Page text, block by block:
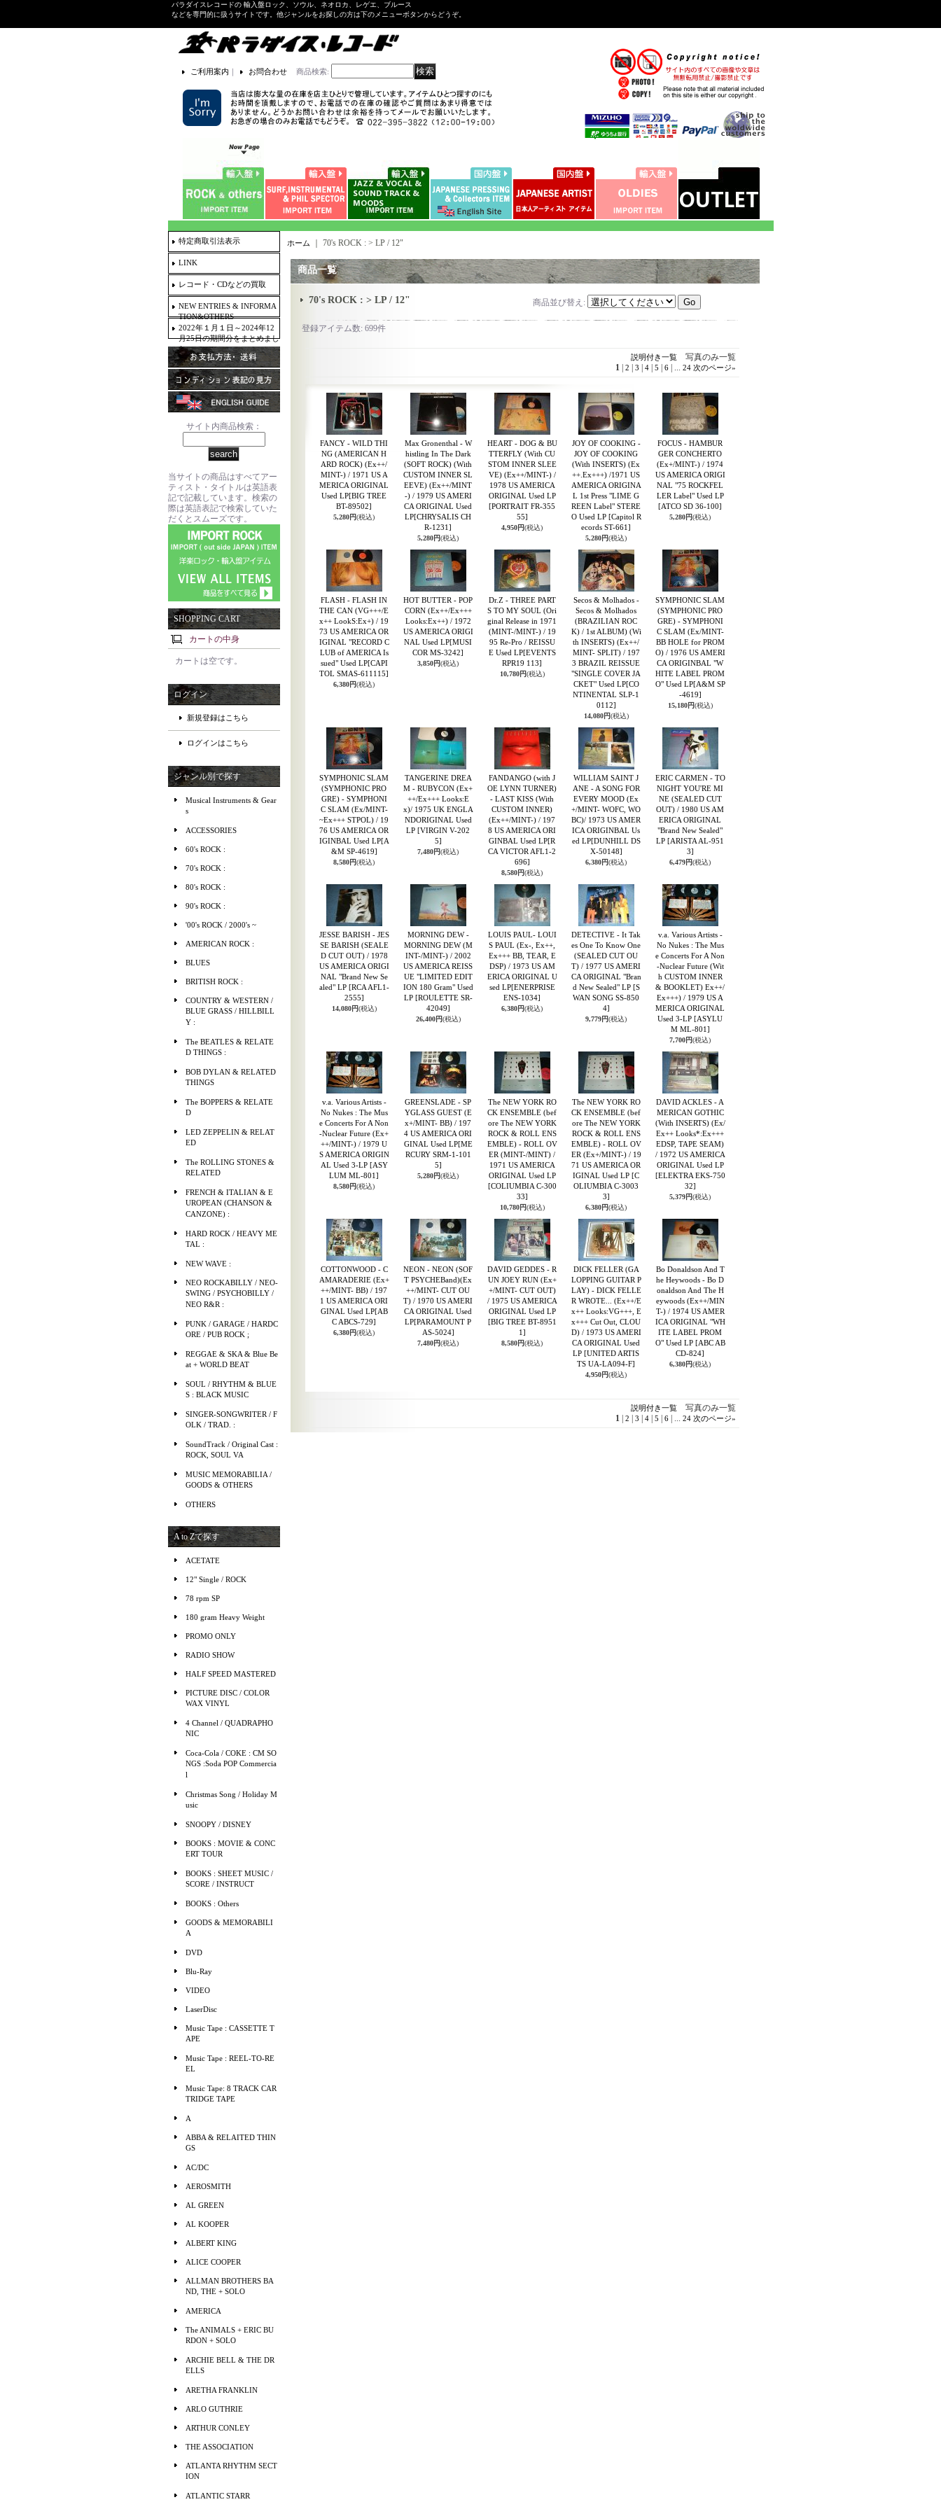
パラダイスレコードの 輸入盤ロック、ソウル、ネオロカ、レゲエ、ブルース
などを専門的に扱うサイトです。他ジャンルをお探しの方は下のメニューボタンからどうぞ。
ご利用案内 ｜ お問合わせ 商品検索:
特定商取引法表示
LINK
レコード・CDなどの買取
NEW ENTRIES & INFORMA
TION&OTHERS
2022年１月１日～2024年12
月25日の期間分をまとめまし
た。
サイト内商品検索：
当サイトの商品はすべてアー
ティスト・タイトルは英語表
記で記載しています。検索の
際は英語表記で検索していた
だくとスムーズです。
SHOPPING CART
カートの中身
カートは空です。
ログイン
新規登録はこちら
ログインはこちら
ジャンル別で探す
Musical Instruments & Gear
s
ACCESSORIES
60's ROCK :
70's ROCK :
80's ROCK :
90's ROCK :
'00's ROCK / 2000's ~
AMERICAN ROCK :
BLUES
BRITISH ROCK :
COUNTRY & WESTERN /
BLUE GRASS / HILLBILL
Y :
The BEATLES & RELATE
D THINGS :
BOB DYLAN & RELATED
THINGS
The BOPPERS & RELATE
D
LED ZEPPELIN & RELAT
ED
The ROLLING STONES &
RELATED
FRENCH & ITALIAN & E
UROPEAN (CHANSON &
CANZONE) :
HARD ROCK / HEAVY ME
TAL :
NEW WAVE :
NEO ROCKABILLY / NEO-
SWING / PSYCHOBILLY /
NEO R&R :
PUNK / GARAGE / HARDC
ORE / PUB ROCK ;
REGGAE & SKA & Blue Be
at + WORLD BEAT
SOUL / RHYTHM & BLUE
S : BLACK MUSIC
SINGER-SONGWRITER / F
OLK / TRAD. :
SoundTrack / Original Cast :
ROCK, SOUL VA
MUSIC MEMORABILIA /
GOODS & OTHERS
OTHERS
A to Zで探す
ACETATE
12" Single / ROCK
78 rpm SP
180 gram Heavy Weight
PROMO ONLY
RADIO SHOW
HALF SPEED MASTERED
PICTURE DISC / COLOR
WAX VINYL
4 Channel / QUADRAPHO
NIC
Coca-Cola / COKE : CM SO
NGS :Soda POP Commercia
l
Christmas Song / Holiday M
usic
SNOOPY / DISNEY
BOOKS : MOVIE & CONC
ERT TOUR
BOOKS : SHEET MUSIC /
SCORE / INSTRUCT
BOOKS : Others
GOODS & MEMORABILI
A
DVD
Blu-Ray
VIDEO
LaserDisc
Music Tape : CASSETTE T
APE
Music Tape : REEL-TO-RE
EL
Music Tape: 8 TRACK CAR
TRIDGE TAPE
A
ABBA & RELAITED THIN
GS
AC/DC
AEROSMITH
AL GREEN
AL KOOPER
ALBERT KING
ALICE COOPER
ALLMAN BROTHERS BA
ND, THE + SOLO
AMERICA
The ANIMALS + ERIC BU
RDON + SOLO
ARCHIE BELL & THE DR
ELLS
ARETHA FRANKLIN
ARLO GUTHRIE
ARTHUR CONLEY
THE ASSOCIATION
ATLANTA RHYTHM SECT
ION
ATLANTIC STARR
ホーム 70's ROCK : > LP / 12"
商品一覧
70's ROCK : > LP / 12" 商品並び替え :
登録アイテム数:699件
説明付き一覧写真のみ一覧
1| 2 3 4| 5 6| ... 24 次のページ»
FANCY - WILD THI
NG (AMERICAN H
ARD ROCK) (Ex++/
MINT-) / 1971 US A
MERICA ORIGINAL
Used LP[BIG TREE
BT-89502]
5,280円(税込)
Max Gronenthal - W
histling In The Dark
(SOFT ROCK) (With
CUSTOM INNER SL
EEVE) (Ex++/MINT
-) / 1979 US AMERI
CA ORIGINAL Used
LP[CHRYSALIS CH
R-1231]
5,280円(税込)
HEART - DOG & BU
TTERFLY (With CU
STOM INNER SLEE
VE) (Ex++/MINT-) /
1978 US AMERICA
ORIGINAL Used LP
[PORTRAIT FR-355
55]
4,950円(税込)
JOY OF COOKING -
JOY OF COOKING
(With INSERTS) (Ex
++.Ex+++) /1971 US
AMERICA ORIGINA
L 1st Press "LIME G
REEN Label" STERE
O Used LP [Capitol R
ecords ST-661]
5,280円(税込)
FOCUS - HAMBUR
GER CONCHERTO
(Ex+/MINT-) / 1974
US AMERICA ORIGI
NAL "75 ROCKFEL
LER Label" Used LP
[ATCO SD 36-100]
5,280円(税込)
FLASH - FLASH IN
THE CAN (VG+++/E
x++ LookS:Ex+) / 19
73 US AMERICA OR
IGINAL "RECORD C
LUB of AMERICA Is
sued" Used LP[CAPI
TOL SMAS-611115]
6,380円(税込)
HOT BUTTER - POP
CORN (Ex++/Ex+++
Looks:Ex++) / 1972
US AMERICA ORIGI
NAL Used LP[MUSI
COR MS-3242]
3,850円(税込)
Dr.Z - THREE PART
S TO MY SOUL (Ori
ginal Release in 1971
(MINT-/MINT-) / 19
95 Re-Pro / REISSU
E Used LP[EVENTS
RPR19 113]
10,780円(税込)
Secos & Molhados -
Secos & Molhados
(BRAZILIAN ROC
K) / 1st ALBUM) (Wi
th INSERTS) (Ex++/
MINT- SPLIT) / 197
3 BRAZIL REISSUE
"SINGLE COVER JA
CKET" Used LP[CO
NTINENTAL SLP-1
0112]
14,080円(税込)
SYMPHONIC SLAM
(SYMPHONIC PRO
GRE) - SYMPHONI
C SLAM (Ex/MINT-
BB HOLE for PROM
O) / 1976 US AMERI
CA ORIGINBAL "W
HITE LABEL PROM
O" Used LP[A&M SP
-4619]
15,180円(税込)
SYMPHONIC SLAM
(SYMPHONIC PRO
GRE) - SYMPHONI
C SLAM (Ex/MINT-
~Ex+++ STPOL) / 19
76 US AMERICA OR
IGINBAL Used LP[A
&M SP-4619]
8,580円(税込)
TANGERINE DREA
M - RUBYCON (Ex+
++/Ex+++ Looks:E
x)/ 1975 UK ENGLA
NDORIGINAL Used
LP [VIRGIN V-202
5]
7,480円(税込)
FANDANGO (with J
OE LYNN TURNER)
- LAST KISS (With
CUSTOM INNER)
(Ex++/MINT-) / 197
8 US AMERICA ORI
GINBAL Used LP[R
CA VICTOR AFL1-2
696]
8,580円(税込)
WILLIAM SAINT J
ANE - A SONG FOR
EVERY MOOD (Ex
+/MINT- WOFC, WO
BC)/ 1973 US AMER
ICA ORIGINBAL Us
ed LP[DUNHILL DS
X-50148]
6,380円(税込)
ERIC CARMEN - TO
NIGHT YOU'RE MI
NE (SEALED CUT
OUT) / 1980 US AM
ERICA ORIGINAL
"Brand New Sealed"
LP [ARISTA AL-951
3]
6,479円(税込)
JESSE BARISH - JES
SE BARISH (SEALE
D CUT OUT) / 1978
US AMERICA ORIGI
NAL "Brand New Se
aled" LP [RCA AFL1-
2555]
14,080円(税込)
MORNING DEW -
MORNING DEW (M
INT-/MINT-) / 2002
US AMERICA REISS
UE "LIMITED EDIT
ION 180 Gram" Used
LP [ROULETTE SR-
42049]
26,400円(税込)
LOUIS PAUL- LOUI
S PAUL (Ex-, Ex++,
Ex+++ BB, TEAR, E
DSP) / 1973 US AM
ERICA ORIGINAL U
sed LP[ENERPRISE
ENS-1034]
6,380円(税込)
DETECTIVE - It Tak
es One To Know One
(SEALED CUT OU
T) / 1977 US AMERI
CA ORIGINAL "Bran
d New Sealed" LP [S
WAN SONG SS-850
4]
9,779円(税込)
v.a. Various Artists -
No Nukes : The Mus
e Concerts For A Non
-Nuclear Future (Wit
h CUSTOM INNER
& BOOKLET) Ex++/
Ex+++) / 1979 US A
MERICA ORIGINAL
Used 3-LP [ASYLU
M ML-801]
7,700円(税込)
v.a. Various Artists -
No Nukes : The Mus
e Concerts For A Non
-Nuclear Future (Ex+
++/MINT-) / 1979 U
S AMERICA ORIGIN
AL Used 3-LP [ASY
LUM ML-801]
8,580円(税込)
GREENSLADE - SP
YGLASS GUEST (E
x+/MINT- BB) / 197
4 US AMERICA ORI
GINAL Used LP[ME
RCURY SRM-1-101
5]
5,280円(税込)
The NEW YORK RO
CK ENSEMBLE (bef
ore The NEW YORK
ROCK & ROLL ENS
EMBLE) - ROLL OV
ER (MINT-/MINT) /
1971 US AMERICA
ORIGINAL Used LP
[COLIUMBIA C-300
33]
10,780円(税込)
The NEW YORK RO
CK ENSEMBLE (bef
ore The NEW YORK
ROCK & ROLL ENS
EMBLE) - ROLL OV
ER (Ex+/MINT-) / 19
71 US AMERICA OR
IGINAL Used LP [C
OLIUMBIA C-3003
3]
6,380円(税込)
DAVID ACKLES - A
MERICAN GOTHIC
(With INSERTS) (Ex/
Ex++ Looks*:Ex+++
EDSP, TAPE SEAM)
/ 1972 US AMERICA
ORIGINAL Used LP
[ELEKTRA EKS-750
32]
5,379円(税込)
COTTONWOOD - C
AMARADERIE (Ex+
++/MINT- BB) / 197
1 US AMERICA ORI
GINAL Used LP[AB
C ABCS-729]
6,380円(税込)
NEON - NEON (SOF
T PSYCHEBand)(Ex
++/MINT- CUT OU
T) / 1970 US AMERI
CA ORIGINAL Used
LP[PARAMOUNT P
AS-5024]
7,480円(税込)
DAVID GEDDES - R
UN JOEY RUN (Ex+
+/MINT- CUT OUT)
/ 1975 US AMERICA
ORIGINAL Used LP
[BIG TREE BT-8951
1]
8,580円(税込)
DICK FELLER (GA
LOPPING GUITAR P
LAY) - DICK FELLE
R WROTE... (Ex++/E
x++ Looks:VG+++, E
x+++ Cut Out, CLOU
D) / 1973 US AMERI
CA ORIGINAL Used
LP [UNITED ARTIS
TS UA-LA094-F]
4,950円(税込)
Bo Donaldson And T
he Heywoods - Bo D
onaldson And The H
eywoods (Ex++/MIN
T-) / 1974 US AMER
ICA ORIGINAL "WH
ITE LABEL PROM
O" Used LP [ABC AB
CD-824]
6,380円(税込)
説明付き一覧写真のみ一覧
1| 2 3 4| 5 6| ... 24 次のページ»